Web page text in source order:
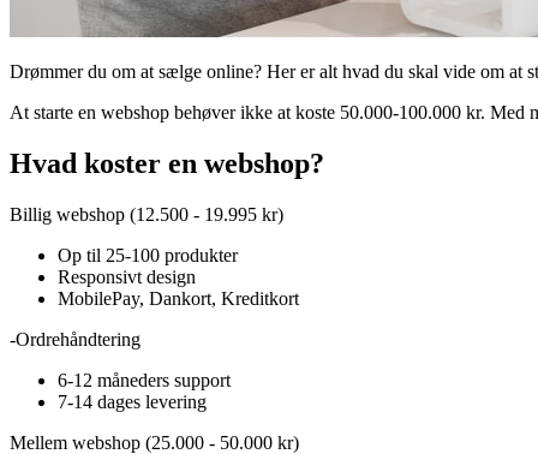
Drømmer du om at sælge online? Her er alt hvad du skal vide om at
At starte en webshop behøver ikke at koste 50.000-100.000 kr.
Hvad koster en webshop?
Billig webshop (12.500 - 19.995 kr)
Op til 25-100 produkter
Responsivt design
MobilePay, Dankort, Kreditkort
-Ordrehåndtering
6-12 måneders support
7-14 dages levering
Mellem webshop (25.000 - 50.000 kr)